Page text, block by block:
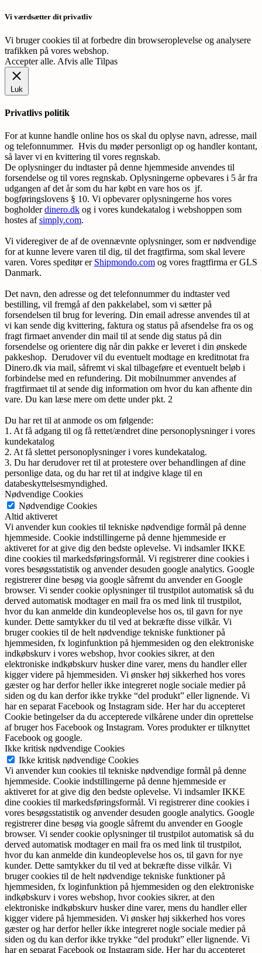
Vi værdsætter dit privatliv
Vi bruger cookies til at forbedre din browseroplevelse og analysere
trafikken på vores webshop.
Accepter alle. Afvis alle Tilpas
Luk
Privatlivs politik
For at kunne handle online hos os skal du oplyse navn, adresse, mail
og telefonnummer. Hvis du møder personligt op og handler kontant,
så laver vi en kvittering til vores regnskab.
De oplysninger du indtaster på denne hjemmeside anvendes til
forsendelse og til vores regnskab. Oplysningerne opbevares i 5 år fra
udgangen af det år som du har købt en vare hos os jf.
bogføringslovens § 10. Vi opbevarer oplysningerne hos vores
bogholderdinero.dk og i vores kundekatalog i webshoppen som
hostes afsimply.com.
Vi videregiver de af de ovennævnte oplysninger, som er nødvendige
for at kunne levere varen til dig, til det fragtfirma, som skal levere
varen. Vores speditør er Shipmondo.com og vores fragtfirma er GLS
Danmark.
Det navn, den adresse og det telefonnummer du indtaster ved
bestilling, vil fremgå af den pakkelabel, som vi sætter på
forsendelsen til brug for levering. Din email adresse anvendes til at
vi kan sende dig kvittering, faktura og status på afsendelse fra os og
fragt firmaet anvender din mail til at sende dig status på din
forsendelse og orientere dig når din pakke er leveret i din ønskede
pakkeshop. Derudover vil du eventuelt modtage en kreditnotat fra
Dinero.dk via mail, såfremt vi skal tilbageføre et eventuelt beløb i
forbindelse med en refundering. Dit mobilnummer anvendes af
fragtfirmaet til at sende dig information om hvor du kan afhente din
vare. Du kan læse mere om dette under pkt. 2
Du har ret til at anmode os om følgende:
1. At få adgang til og få rettet/ændret dine personoplysninger i vores
kundekatalog
2. At få slettet personoplysninger i vores kundekatalog.
3. Du har derudover ret til at protestere over behandlingen af dine
personlige data, og du har ret til at indgive klage til en
databeskyttelsesmyndighed.
Nødvendige Cookies
Nødvendige Cookies
Altid aktiveret
Vi anvender kun cookies til tekniske nødvendige formål på denne
hjemmeside. Cookie indstillingerne på denne hjemmeside er
aktiveret for at give dig den bedste oplevelse. Vi indsamler IKKE
dine cookies til markedsføringsformål. Vi registrerer dine cookies i
vores besøgsstatistik og anvender desuden google analytics. Google
registrerer dine besøg via google såfremt du anvender en Google
browser. Vi sender cookie oplysninger til trustpilot automatisk så du
derved automatisk modtager en mail fra os med link til trustpilot,
hvor du kan anmelde din kundeoplevelse hos os, til gavn for nye
kunder. Dette samtykker du til ved at bekræfte disse vilkår. Vi
bruger cookies til de helt nødvendige tekniske funktioner på
hjemmesiden, fx loginfunktion på hjemmesiden og den elektroniske
indkøbskurv i vores webshop, hvor cookies sikrer, at den
elektroniske indkøbskurv husker dine varer, mens du handler eller
kigger videre på hjemmesiden. Vi ønsker høj sikkerhed hos vores
gæster og har derfor heller ikke integreret nogle sociale medier på
siden og du kan derfor ikke trykke “del produkt” eller lignende. Vi
har en separat Facebook og Instagram side. Her har du accepteret
Cookie betingelser da du accepterede vilkårene under din oprettelse
af bruger hos Facebook og Instagram. Vores produkter er tilknyttet
Facebook og google.
Ikke kritisk nødvendige Cookies
Ikke kritisk nødvendige Cookies
Vi anvender kun cookies til tekniske nødvendige formål på denne
hjemmeside. Cookie indstillingerne på denne hjemmeside er
aktiveret for at give dig den bedste oplevelse. Vi indsamler IKKE
dine cookies til markedsføringsformål. Vi registrerer dine cookies i
vores besøgsstatistik og anvender desuden google analytics. Google
registrerer dine besøg via google såfremt du anvender en Google
browser. Vi sender cookie oplysninger til trustpilot automatisk så du
derved automatisk modtager en mail fra os med link til trustpilot,
hvor du kan anmelde din kundeoplevelse hos os, til gavn for nye
kunder. Dette samtykker du til ved at bekræfte disse vilkår. Vi
bruger cookies til de helt nødvendige tekniske funktioner på
hjemmesiden, fx loginfunktion på hjemmesiden og den elektroniske
indkøbskurv i vores webshop, hvor cookies sikrer, at den
elektroniske indkøbskurv husker dine varer, mens du handler eller
kigger videre på hjemmesiden. Vi ønsker høj sikkerhed hos vores
gæster og har derfor heller ikke integreret nogle sociale medier på
siden og du kan derfor ikke trykke “del produkt” eller lignende. Vi
har en separat Facebook og Instagram side. Her har du accepteret